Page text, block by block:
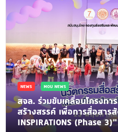
NEWS MOU NEWS
สจล. ร่วมขับเคลื่อนโครงกา
สร้างสรรค์ เพื่อการสื่อสาร
INSPIRATIONS (Phase 3)”